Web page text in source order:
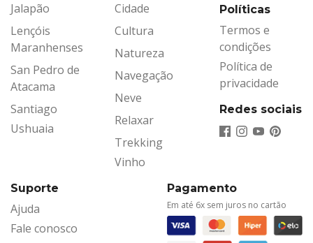
Jalapão
Lençóis
Maranhenses
San Pedro de
Atacama
Santiago
Ushuaia
Cidade
Cultura
Natureza
Navegação
Neve
Relaxar
Trekking
Vinho
Políticas
Termos e
condições
Política de
privacidade
Redes sociais
Suporte
Ajuda
Fale conosco
Pagamento
Em até 6x sem juros no cartão